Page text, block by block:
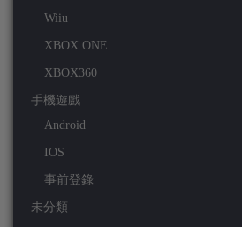
Wiiu
XBOX ONE
XBOX360
手機遊戲
Android
IOS
事前登錄
未分類